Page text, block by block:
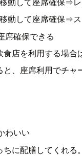
動して座席確保⇒
席確保できる
店を利用する場合
と、座席利用でチ
わいい
ちに配膳してくれ